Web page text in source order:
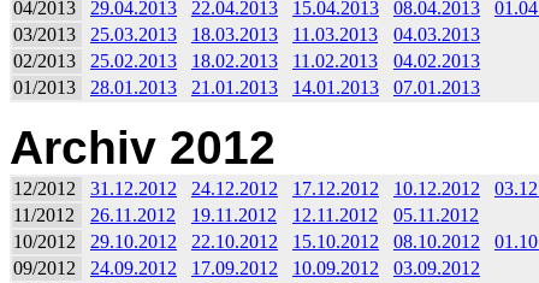
04/2013 29.04.2013 22.04.2013 15.04.2013 08.04.2013
03/2013
25.03.2013 18.03.2013 11.03.2013
04.03.2013
02/2013
25.02.2013 18.02.2013 11.02.2013
04.02.2013
01/2013
28.01.2013 21.01.2013 14.01.2013 07.01.2013
Archiv 2012
12/2012 31.12.2012 24.12.2012 17.12.2012 10.12.2012
11/2012
26.11.2012 19.11.2012 12.11.2012
05.11.2012
10/2012
29.10.2012 22.10.2012 15.10.2012 08.10.2012
09/2012
24.09.2012 17.09.2012 10.09.2012
03.09.2012